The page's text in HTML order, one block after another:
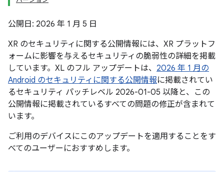
公開日: 2026 年 1 月 5 日
XR のセキュリティに関する公開情報には、XR プラットフ
ォームに影響を与えるセキュリティの脆弱性の詳細を掲載
しています。XL のフル アップデートは、 2026 年 1 月の
Android のセキュリティに関する公開情報に掲載されてい
るセキュリティ パッチレベル 2026-01-05 以降と、この
公開情報に掲載されているすべての問題の修正が含まれて
います。
ご利用のデバイスにこのアップデートを適用することをす
べてのユーザーにおすすめします。